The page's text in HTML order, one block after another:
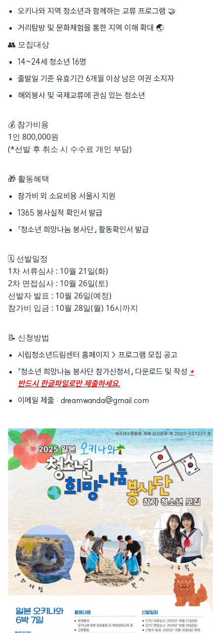
오키나와 지역 청소년과 함께하는 교류 프로그램 🤝
거리탐방 및 문화체험을 통한 지역 이해 확대 🌏
👥 모집대상
14~24세 청소년 16명
출발일 기준 유효기간 6개월 이상 남은 여권 소지자
해외봉사 및 국제교류에 관심 있는 청소년
💰 참가비용
1인 800,000원
(*선발 후 취소 시 수수료 개인 부담)
🎁 활동혜택
참가비 외 소요비용 서울시 지원
1365 봉사실적 확인서 발급
「청소년 희망나눔 봉사단」 활동확인서 발급
🗓 선발일정
1차 서류심사 : 10월 21일(화)
2차 면접심사 : 10월 26일(토)
선발자 발표 : 10월 26일(예정)
참가비 입금 : 10월 28일(월) 16시까지
📝 신청방법
시립청소년드림센터 홈페이지 > 프로그램 모집 공고
「청소년 희망나눔 봉사단 참가신청서」 다운로드 및 작성 *
반드시 한글파일로만 제출하세요.
이메일 제출 : dreamwanda@gmail.com